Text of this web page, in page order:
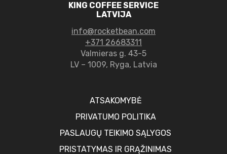
KING COFFEE SERVICE
LATVIJA
info@rocketbean.com
+371 26683311
Valmieras g. 43-5
LV – 1009, Ryga, Latvia
ATSAKOMYBĖ
PRIVATUMO POLITIKA
PASLAUGŲ TEIKIMO SĄLYGOS
PRISTATYMAS IR GRĄŽINIMAS